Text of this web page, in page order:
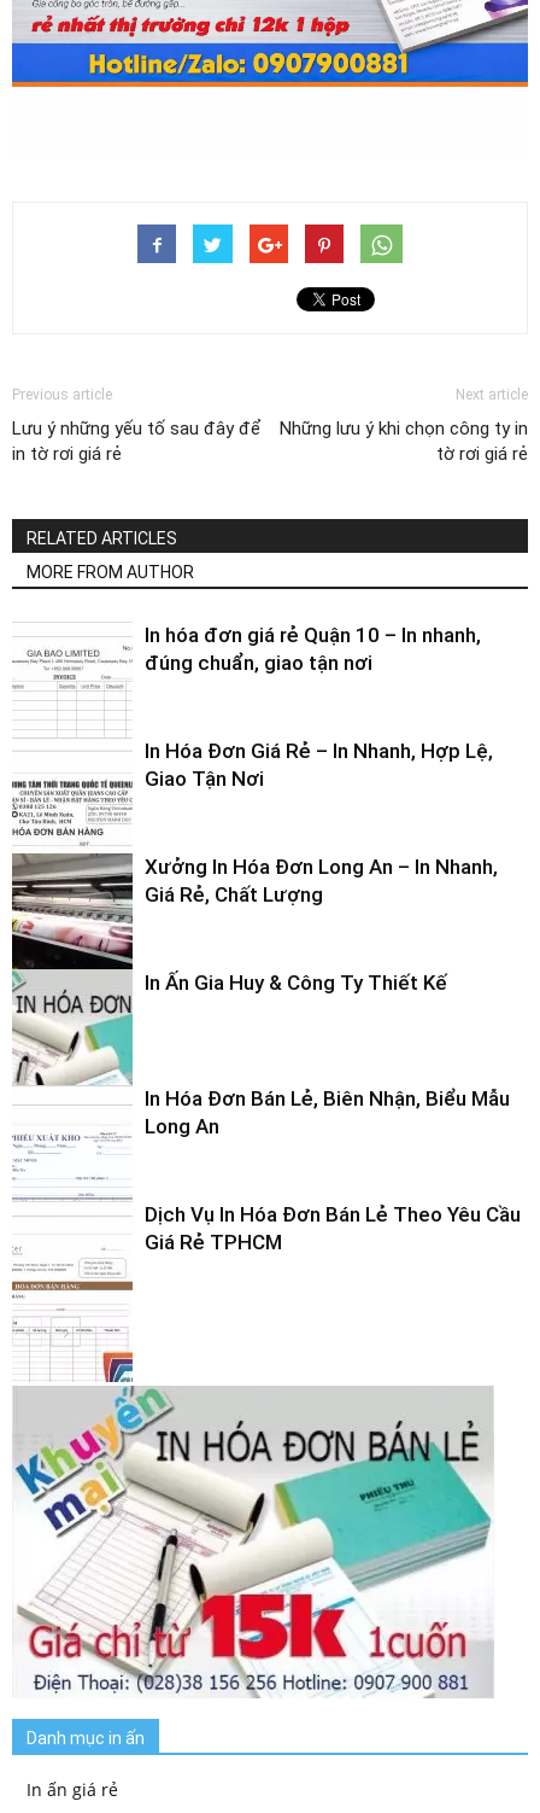
Previous article
Lưu ý những yếu tố sau đây để
in tờ rơi giá rẻ
Next article
Những lưu ý khi chọn công ty in
tờ rơi giá rẻ
RELATED ARTICLES
MORE FROM AUTHOR
In hóa đơn giá rẻ Quận 10 – In nhanh,
đúng chuẩn, giao tận nơi
In Hóa Đơn Giá Rẻ – In Nhanh, Hợp Lệ,
Giao Tận Nơi
Xưởng In Hóa Đơn Long An – In Nhanh,
Giá Rẻ, Chất Lượng
In Ấn Gia Huy & Công Ty Thiết Kế
In Hóa Đơn Bán Lẻ, Biên Nhận, Biểu Mẫu
Long An
Dịch Vụ In Hóa Đơn Bán Lẻ Theo Yêu Cầu
Giá Rẻ TPHCM
Danh mục in ấn
In ấn giá rẻ